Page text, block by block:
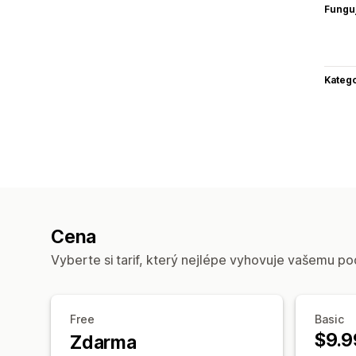
Cena
Vyberte si tarif, který nejlépe vyhovuje vašemu
Free
Zdarma
Basic